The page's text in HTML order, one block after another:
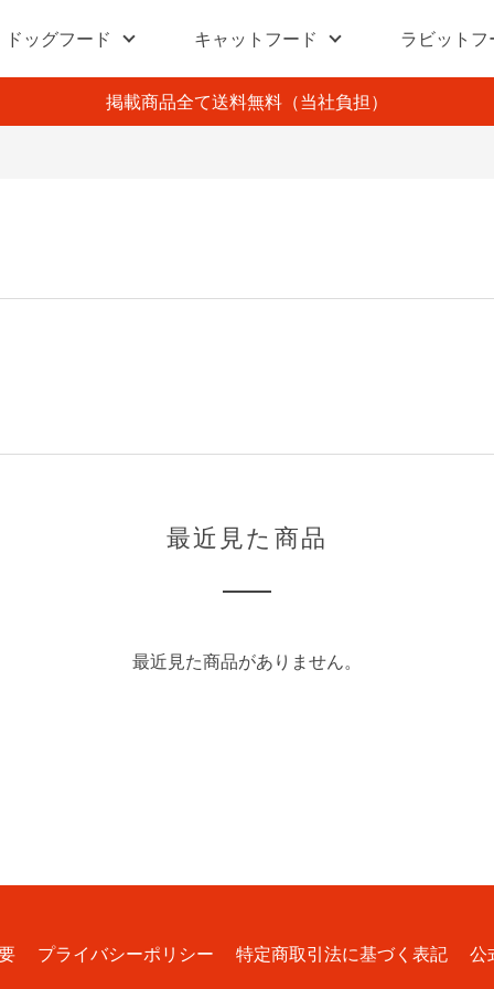
ドッグフード キャットフード ラビットフ
掲載商品全て送料無料（当社負担）
最近見た商品
最近見た商品がありません。
プライバシーポリシー 特定商取引法に基づく表記 公